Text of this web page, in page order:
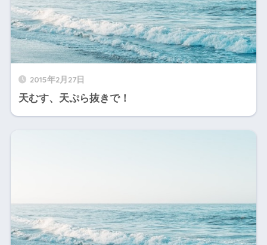
2015年2月27日
天むす、天ぷら抜きで！